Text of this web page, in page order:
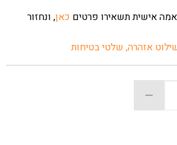
אישית תשאירו פרטים כאן, ונחזור
אזהרה, שלטי בטיחות